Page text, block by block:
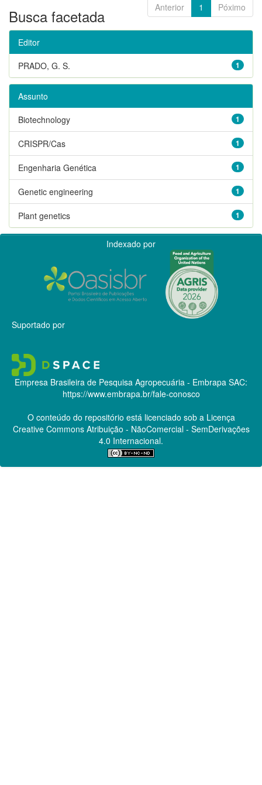
Anterior 1 Póximo
Busca facetada
Editor
1
PRADO, G. S.
Assunto
1
Biotechnology
1
CRISPR/Cas
1
Engenharia Genética
1
Genetic engineering
1
Plant genetics
Indexado por
Suportado por
Empresa Brasileira de Pesquisa Agropecuária - Embrapa SAC:
https://www.embrapa.br/fale-conosco
O conteúdo do repositório está licenciado sob a Licença
Creative CommonsAtribuição - NãoComercial - SemDerivações
4.0 Internacional.